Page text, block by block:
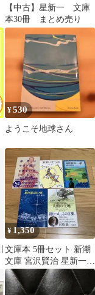
【中古】星新一 文庫
本30冊 まとめ売り
¥530
ようこそ地球さん
¥ 1,350
文庫本 5冊セット 新潮
文庫 宮沢賢治 星新一
柳田国男